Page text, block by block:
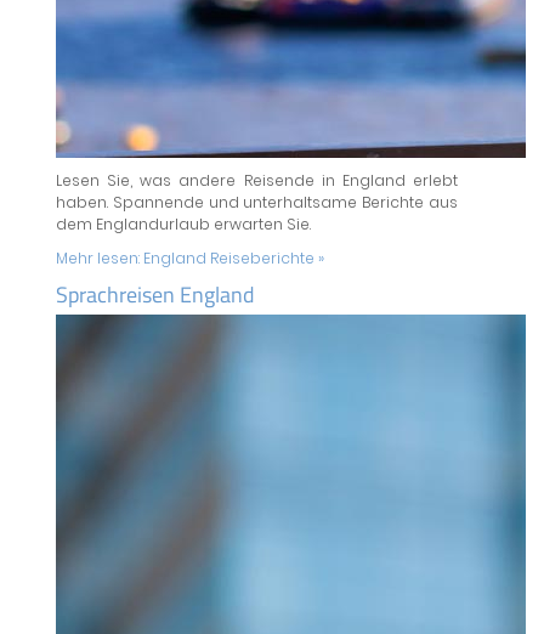
Lesen Sie, was andere Reisende in England erlebt
haben. Spannende und unterhaltsame Berichte aus
dem Englandurlaub erwarten Sie.
Mehr lesen: England Reiseberichte »
Sprachreisen England